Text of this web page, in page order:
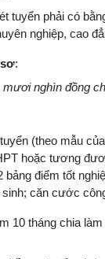
tuyển phải có
nghiệp, cao
:
mươi nghìn đồng
(theo mẫu
hoặc tương
bảng điểm tốt
căn cước
10 tháng chia